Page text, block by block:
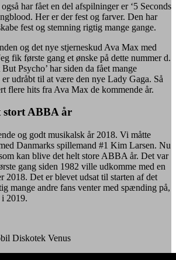
har fået en del afspilninger er ‘5 Seconds
Her er der fest og farver. Den har
fest og stemning rigtig mange gange.
og det nye stjerneskud Ava Max med
fik første gang et ønske på dette nummer d.
But Psycho’ har siden da fået mange
udråbt til at være den nye Lady Gaga. Så
flere hits fra Ava Max de kommende år.
stort ABBA år
og godt musikalsk år 2018. Vi måtte
Danmarks spillemand #1 Kim Larsen. Nu
kan blive det helt store ABBA år. Det var
gang siden 1982 ville udkomme med en
2018. Det er blevet udsat til starten af det
mange andre fans venter med spænding på,
2019.
Diskotek Venus